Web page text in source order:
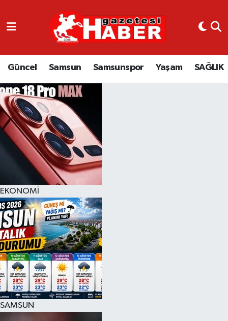
Güncel Samsun Samsunspor Yaşam SAĞLIK
EKONOMİ
SAMSUN
GÜNCEL
SAMSUN
SAMSUNSPOR
EKONOMİ
YAŞAM